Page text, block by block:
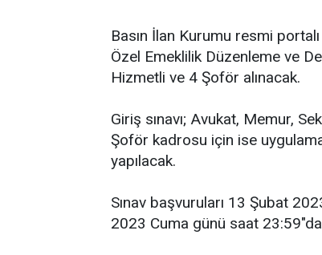
Basın İlan Kurumu resmi
Özel Emeklilik Düzenleme ve
Hizmetli ve 4 Şoför alınacak.
Giriş sınavı; Avukat, Memur,
Şoför kadrosu için ise
yapılacak.
Sınav başvuruları 13 Şubat
2023 Cuma günü saat